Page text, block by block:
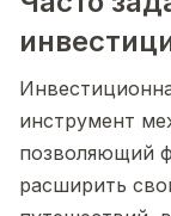
инструмент
позволяющий
расширить